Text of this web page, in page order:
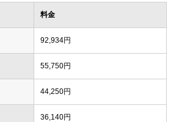
料金
92,934円
55,750円
44,250円
36,140円